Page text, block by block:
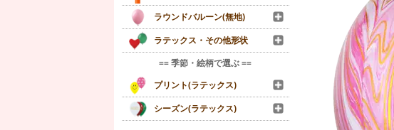
ラウンドバルーン(無地)
ラテックス・その他形状
== 季節・絵柄で選ぶ ==
プリント(ラテックス)
シーズン(ラテックス)